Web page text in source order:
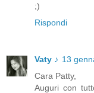
;)
Rispondi
Vaty ♪ 13
Cara Patty,
Auguri con